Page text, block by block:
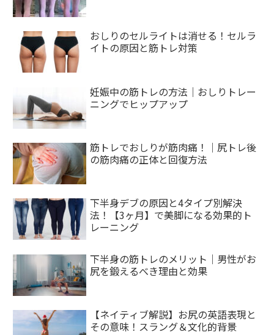
おしりのセルライトは消せる！セルラ
イトの原因と筋トレ対策
妊娠中の筋トレの方法｜おしりトレー
ニングでヒップアップ
筋トレでおしりが筋肉痛！｜尻トレ後
の筋肉痛の正体と回復方法
下半身デブの原因と4タイプ別解決
法！【3ヶ月】で美脚になる効果的ト
レーニング
下半身の筋トレのメリット｜男性がお
尻を鍛えるべき理由と効果
【ネイティブ解説】お尻の英語表現と
その意味！スラング＆文化的背景